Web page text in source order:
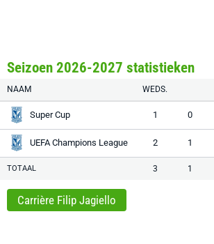
Seizoen 2026-2027 statistieken
NAAM WEDS.
Super Cup 1 0
UEFA Champions League 2 1
TOTAAL 3 1
Carrière Filip Jagiello